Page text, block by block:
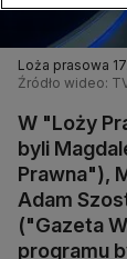
Loża prasowa
Źródło wideo:
W "Loży
byli
Prawna"),
Adam
("Gazeta
programu